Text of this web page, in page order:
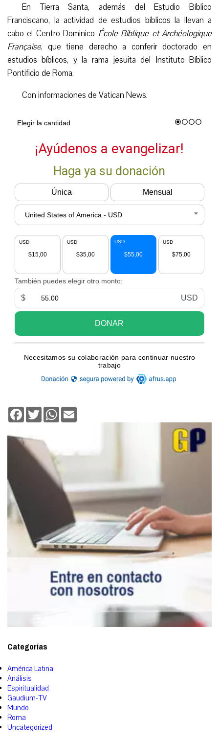
En Tierra Santa, además del Estudio Bíblico
Franciscano, la actividad de estudios bíblicos la llevan a
cabo el Centro Dominico École Biblique et Archéologique
Française, que tiene derecho a conferir doctorado en
estudios bíblicos, y la rama jesuita del Instituto Bíblico
Pontificio de Roma.
Con informaciones de Vatican News.
Facebook
TwitterWhatsApp
Categorías
América Latina
Análisis
Espiritualidad
Gaudium-TV
Mundo
Roma
Uncategorized